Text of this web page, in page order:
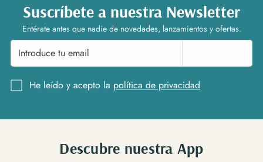
Suscríbete a nuestra Newsletter
Entérate antes que nadie de novedades, lanzamientos y ofertas.
He leído y acepto la política de privacidad
Descubre nuestra App